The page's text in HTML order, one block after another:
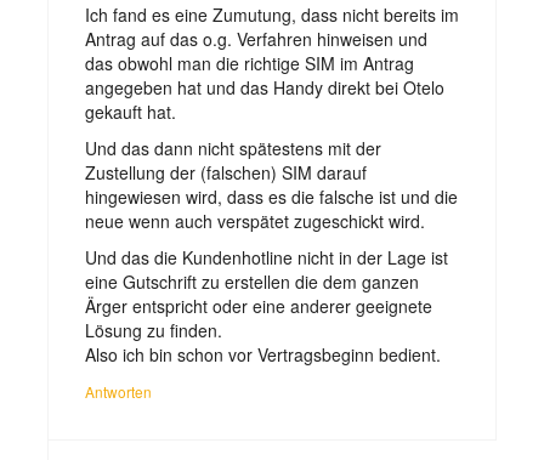
Ich fand es eine Zumutung, dass nicht bereits im
Antrag auf das o.g. Verfahren hinweisen und
das obwohl man die richtige SIM im Antrag
angegeben hat und das Handy direkt bei Otelo
gekauft hat.
Und das dann nicht spätestens mit der
Zustellung der (falschen) SIM darauf
hingewiesen wird, dass es die falsche ist und die
neue wenn auch verspätet zugeschickt wird.
Und das die Kundenhotline nicht in der Lage ist
eine Gutschrift zu erstellen die dem ganzen
Ärger entspricht oder eine anderer geeignete
Lösung zu finden.
Also ich bin schon vor Vertragsbeginn bedient.
Antworten